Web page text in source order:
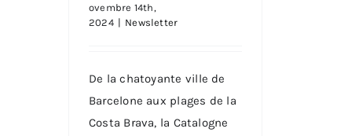
ovembre 14th,
2024 | Newsletter
De la chatoyante ville de
Barcelone aux plages de la
Costa Brava, la Catalogne